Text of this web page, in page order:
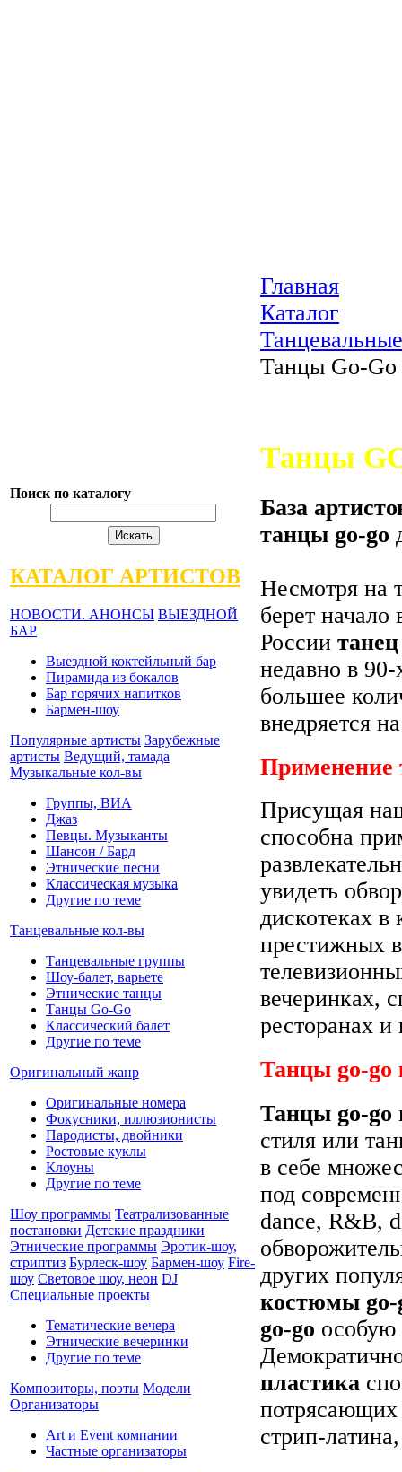
Поиск по каталогу
КАТАЛОГ АРТИСТОВ
НОВОСТИ. АНОНСЫ ВЫЕЗДНОЙ
БАР
Выездной коктейльный бар
Пирамида из бокалов
Бар горячих напитков
Бармен-шоу
Популярные артисты Зарубежные
артисты Ведущий, тамада
Музыкальные кол-вы
Группы, ВИА
Джаз
Певцы. Музыканты
Шансон / Бард
Этнические песни
Классическая музыка
Другие по теме
Танцевальные кол-вы
Танцевальные группы
Шоу-балет, варьете
Этнические танцы
Танцы Go-Go
Классический балет
Другие по теме
Оригинальный жанр
Оригинальные номера
Фокусники, иллюзионисты
Пародисты, двойники
Ростовые куклы
Клоуны
Другие по теме
Шоу программы Театрализованные
постановки Детские праздники
Этнические программы Эротик-шоу,
стриптиз Бурлеск-шоу Бармен-шоу Fire-
шоу Световое шоу, неон DJ
Специальные проекты
Тематические вечера
Этнические вечеринки
Другие по теме
Композиторы, поэты Модели
Организаторы
Art и Event компании
Частные организаторы
Главная
Каталог
Танцы Go-Go
Танцы
База
танцы go-go
Несмотря на
берет начало
России
недавно в 90-
большее
внедряется
Применение
Присущая
способна
увидеть
дискотеках в
престижных
вечеринках,
ресторанах и
Танцы go-go
Танцы go-go
стиля или
в себе
под
dance, R&B,
других
костюмы go-
go-go особую
пластика
потрясающих
стрип-